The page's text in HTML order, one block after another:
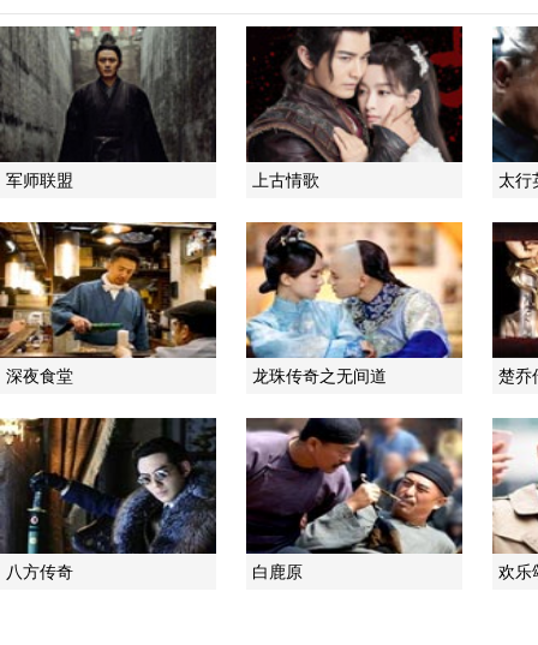
军师联盟 上古情歌 太行
深夜食堂 龙珠传奇之无间道 楚乔
八方传奇 白鹿原 欢乐